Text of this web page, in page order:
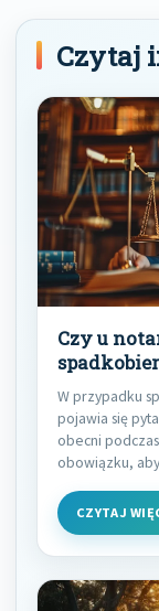
Czytaj
Czy u
W przypadku
pojawia się
obecni
obowiązku,
CZYTAJ